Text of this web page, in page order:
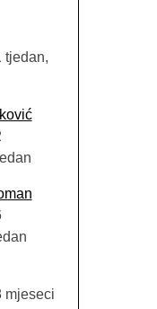
tjedan,
mjeseci